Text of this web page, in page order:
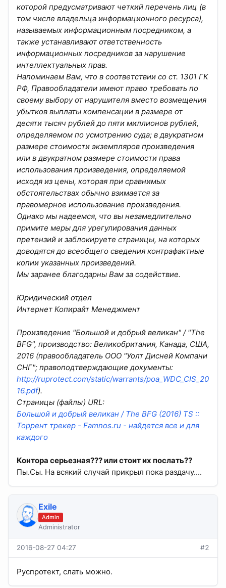
которой предусматривают четкий перечень лиц (в
том числе владельца информационного ресурса),
называемых информационным посредником, а
также устанавливают ответственность
информационных посредников за нарушение
интеллектуальных прав.
Напоминаем Вам, что в соответствии со ст. 1301 ГК
РФ, Правообладатели имеют право требовать по
своему выбору от нарушителя вместо возмещения
убытков выплаты компенсации в размере от
десяти тысяч рублей до пяти миллионов рублей,
определяемом по усмотрению суда; в двукратном
размере стоимости экземпляров произведения
или в двукратном размере стоимости права
использования произведения, определяемой
исходя из цены, которая при сравнимых
обстоятельствах обычно взимается за
правомерное использование произведения.
Однако мы надеемся, что вы незамедлительно
примите меры для урегулирования данных
претензий и заблокируете страницы, на которых
доводятся до всеобщего сведения контрафактные
копии указанных произведений.
Мы заранее благодарны Вам за содействие.
Юридический отдел
Интернет Копирайт Менеджмент
Произведение "Большой и добрый великан" / "The
BFG", производство: Великобритания, Канада, США,
2016 (правообладатель ООО "Уолт Дисней Компани
СНГ"; правоподтверждающие документы:
http://ruprotect.com/static/warrants/poa_WDC_CIS_20
16.pdf).
Страницы (файлы) URL:
Большой и добрый великан / The BFG (2016) TS ::
Торрент трекер - Famnos.ru - найдется все и для
каждого
Контора серьезная??? или стоит их послать??
Пы.Сы. На всякий случай прикрыл пока раздачу....
Exile
Admin
Administrator
2016-08-27 04:27 #2
Руспротект, слать можно.